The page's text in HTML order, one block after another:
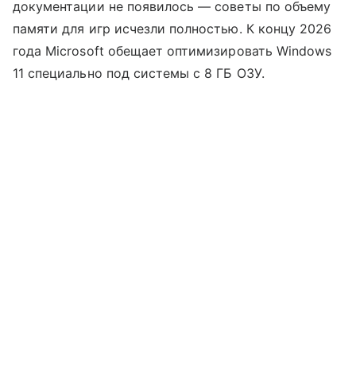
документации не появилось — советы по объему
памяти для игр исчезли полностью. К концу 2026
года Microsoft обещает оптимизировать Windows
11 специально под системы с 8 ГБ ОЗУ.